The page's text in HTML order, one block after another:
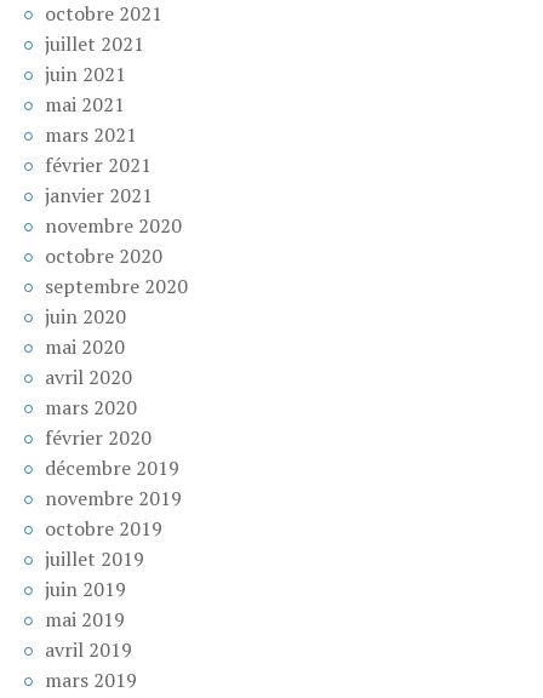
octobre 2021
juillet 2021
juin 2021
mai 2021
mars 2021
février 2021
janvier 2021
novembre 2020
octobre 2020
septembre 2020
juin 2020
mai 2020
avril 2020
mars 2020
février 2020
décembre 2019
novembre 2019
octobre 2019
juillet 2019
juin 2019
mai 2019
avril 2019
mars 2019